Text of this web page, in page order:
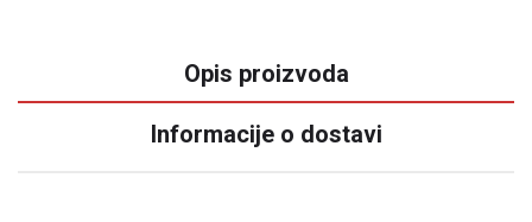
Opis proizvoda
Informacije o dostavi